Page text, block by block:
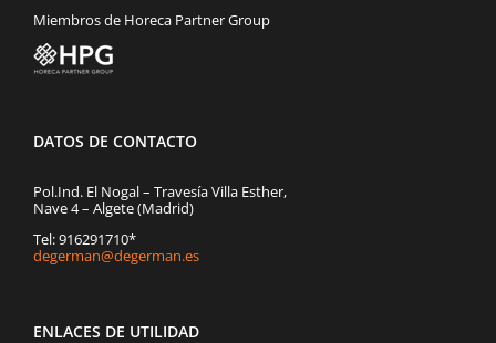
Miembros de Horeca Partner Group
DATOS DE CONTACTO
Pol.Ind. El Nogal – Travesía Villa Esther,
Nave 4 – Algete (Madrid)
Tel: 916291710*
degerman@degerman.es
ENLACES DE UTILIDAD